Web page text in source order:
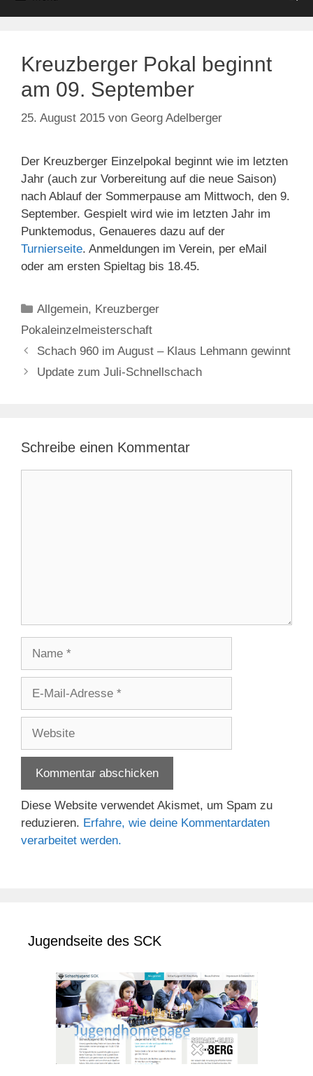
Kreuzberger Pokal beginnt
am 09. September
25. August 2015 von Georg Adelberger
Der Kreuzberger Einzelpokal beginnt wie im letzten
Jahr (auch zur Vorbereitung auf die neue Saison)
nach Ablauf der Sommerpause am Mittwoch, den 9.
September. Gespielt wird wie im letzten Jahr im
Punktemodus, Genaueres dazu auf der
Turnierseite. Anmeldungen im Verein, per eMail
oder am ersten Spieltag bis 18.45.
Kategorien
Allgemein, Kreuzberger
Pokaleinzelmeisterschaft
Schach 960 im August – Klaus Lehmann gewinnt
Update zum Juli-Schnellschach
Schreibe einen Kommentar
Adresse
Diese Website verwendet Akismet, um Spam zu
reduzieren. Erfahre, wie deine Kommentardaten
verarbeitet werden.
Jugendseite des SCK